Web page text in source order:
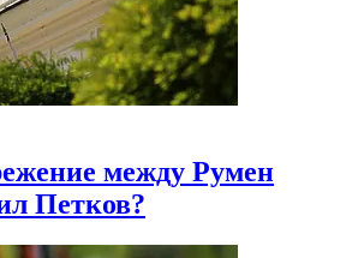
между Румен
Петков?